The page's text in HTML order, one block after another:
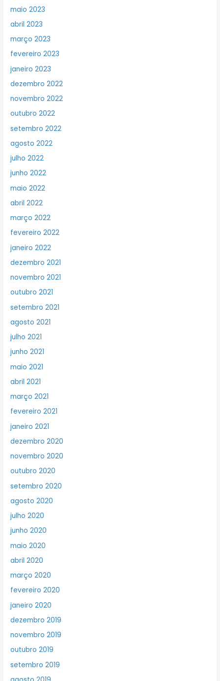
maio 2023
abril 2023
março 2023
fevereiro 2023
janeiro 2023
dezembro 2022
novembro 2022
outubro 2022
setembro 2022
agosto 2022
julho 2022
junho 2022
maio 2022
abril 2022
março 2022
fevereiro 2022
janeiro 2022
dezembro 2021
novembro 2021
outubro 2021
setembro 2021
agosto 2021
julho 2021
junho 2021
maio 2021
abril 2021
março 2021
fevereiro 2021
janeiro 2021
dezembro 2020
novembro 2020
outubro 2020
setembro 2020
agosto 2020
julho 2020
junho 2020
maio 2020
abril 2020
março 2020
fevereiro 2020
janeiro 2020
dezembro 2019
novembro 2019
outubro 2019
setembro 2019